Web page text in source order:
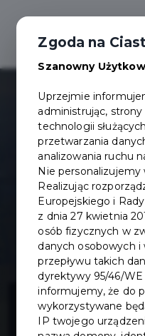
Zgoda na
Szanowny
Uprzejmie
administrując,
technologii
przetwarzania
analizowania ruchu
Nie personalizujemy
Realizując
Europejskiego i
z dnia 27 kwietnia
osób fizycznych w
danych osobowych i
przepływu takich
dyrektywy 95/46/WE
informujemy, że do
wykorzystywane
IP twojego